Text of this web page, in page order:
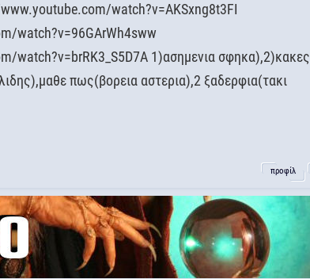
watch?v=AKSxng8t3FI
watch?v=96GArWh4sww
watch?v=brRK3_S5D7A 1)ασημενια σφηκα),2)κακες
πως(βορεια αστερια),2 ξαδερφια(τακι
προφίλ